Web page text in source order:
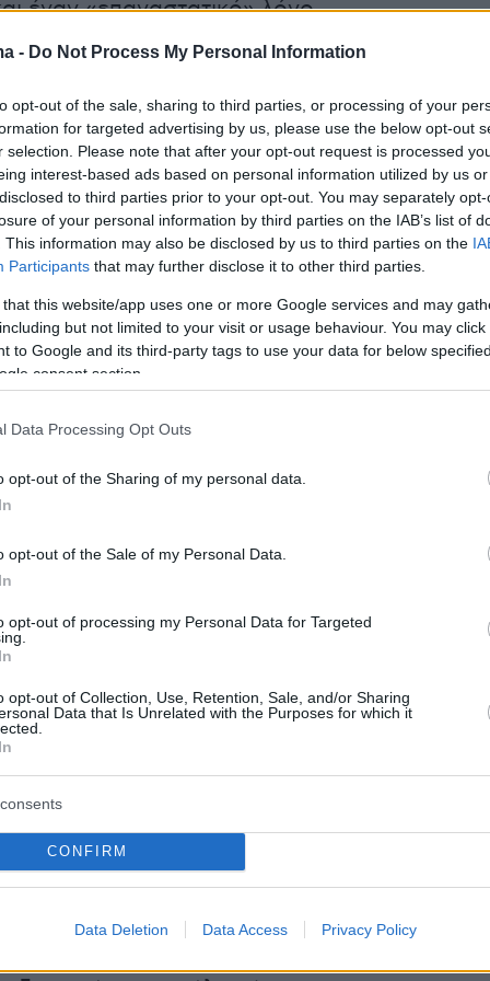
- Do Not Process My Personal Information
opt-out of the sale, sharing to third parties, or processing of your
for targeted advertising by us, please use the below opt-out
selection. Please note that after your opt-out request is processed
interest-based ads based on personal information utilized by us
to third parties prior to your opt-out. You may separately
of your personal information by third parties on the IAB’s list of
This information may also be disclosed by us to third parties on the
Participants that may further disclose it to other third parties.
that this website/app uses one or more Google services and may
but not limited to your visit or usage behaviour. You may
to Google and its third-party tags to use your data for below
consent section.
Data Processing Opt Outs
opt-out of the Sharing of my personal data.
opt-out of the Sale of my Personal Data.
opt-out of processing my Personal Data for Targeted
opt-out of Collection, Use, Retention, Sale, and/or Sharing
Data that Is Unrelated with the Purposes for which it
CONFIRM
Data Deletion Data Access Privacy Policy
έναν «επαναστατικό» λόγο,
μεταξύ άλλων, ότι ο Κουβανός
ήταν «παγκόσμιο σύμβολο αγώνα και
«ο Φιντέλ των φτωχών, των καταπιεσμένων
που ανήκει σε κάθε γωνιά του πλανήτη,
Ιστορία».
πράγματι η ευκολία με την οποία μπορούσε
ο Τσίπρας μεταξύ Φιντέλ Κάστρο και Ντόναλντ
τους ακροδεξιούς ΑΝ.ΕΛ. Η ευκολία με την
να μεταπηδά από τον χώρο των
αντιμνημονιακών στον χώρο των
του αντίπαλοι είχαν υποστηρίξει την
του δημοψηφίσματος δεν ήταν
περιστατικό, αλλά συνήθης πρακτική του
ότι ο Αλέξης Τσίπρας είχε πολιτικές
Κυριότερη από αυτές ήταν να επιλέγει στην
σωστά και γρήγορα την τακτική που
άμεσης τακτικής τόσο αποτυχημένος ήταν
μακροπρόθεσμης στρατηγικής. Δεν μπορούσε
μία σταθερή πολιτική πορεία και να
σε βάθος χρόνου με συνέπεια και
κάθε φορά πώς θα χειριστεί την
και δεν προετοιμαζόταν για όσα θα έφερνε
κινήσεις του στο εσωτερικό, όπως το φιάσκο